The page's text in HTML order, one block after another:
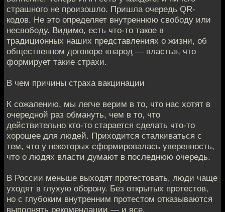
страшного не произошло. Пришла очередь QR-
кодов. Не это определяет внутреннюю свободу или
несвободу. Видимо, есть что-то такое в
традиционных наших представлениях о жизни, об
общественном договоре «народ — власть», что
формирует такие страхи.
В чем причины страха вакцинации
К сожалению, мы легче верим в то, что нас хотят в
очередной раз обмануть, чем в то, что
действительно кто-то старается сделать что-то
хорошее для людей. Приходится сталкиваться с
тем, что у некоторых сформировалась уверенность,
что о людях власти думают в последнюю очередь.
В России меньше выходят протестовать, люди чаще
уходят в глухую оборону. Без открытых протестов,
но с глубоким внутренним протестом отказываются
выполнять рекомендации — и все.